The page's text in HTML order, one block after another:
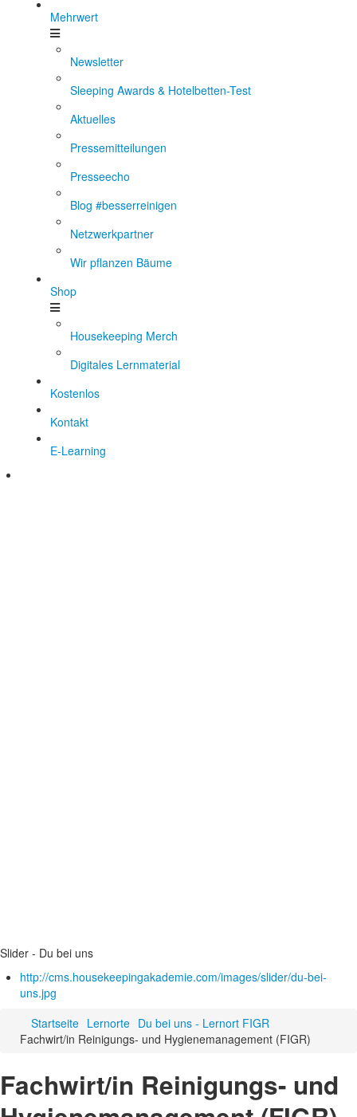
Mehrwert
Newsletter
Sleeping Awards & Hotelbetten-Test
Aktuelles
Pressemitteilungen
Presseecho
Blog #besserreinigen
Netzwerkpartner
Wir pflanzen Bäume
Shop
Housekeeping Merch
Digitales Lernmaterial
Kostenlos
Kontakt
E-Learning
Slider - Du bei uns
http://cms.housekeepingakademie.com/images/slider/du-bei-
uns.jpg
Startseite Lernorte Du bei uns - Lernort FIGR
Fachwirt/in Reinigungs- und Hygienemanagement (FIGR)
Fachwirt/in Reinigungs- und